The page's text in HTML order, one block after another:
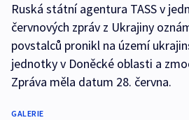
Ruská státní agentura TASS v
červnových zpráv z Ukrajiny
povstalců pronikl na území
jednotky v Doněcké oblasti a
Zpráva měla datum 28. června.
GALERIE